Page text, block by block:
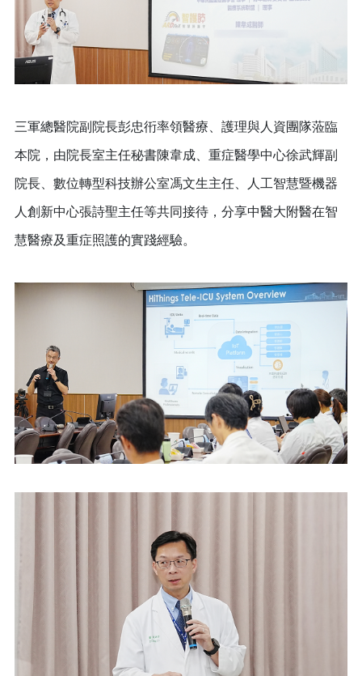
三軍總醫院副院長彭忠衎率領醫療、護理與人資團隊蒞臨
本院，由院長室主任秘書陳韋成、重症醫學中心徐武輝副
院長、數位轉型科技辦公室馮文生主任、人工智慧暨機器
人創新中心張詩聖主任等共同接待，分享中醫大附醫在智
慧醫療及重症照護的實踐經驗。